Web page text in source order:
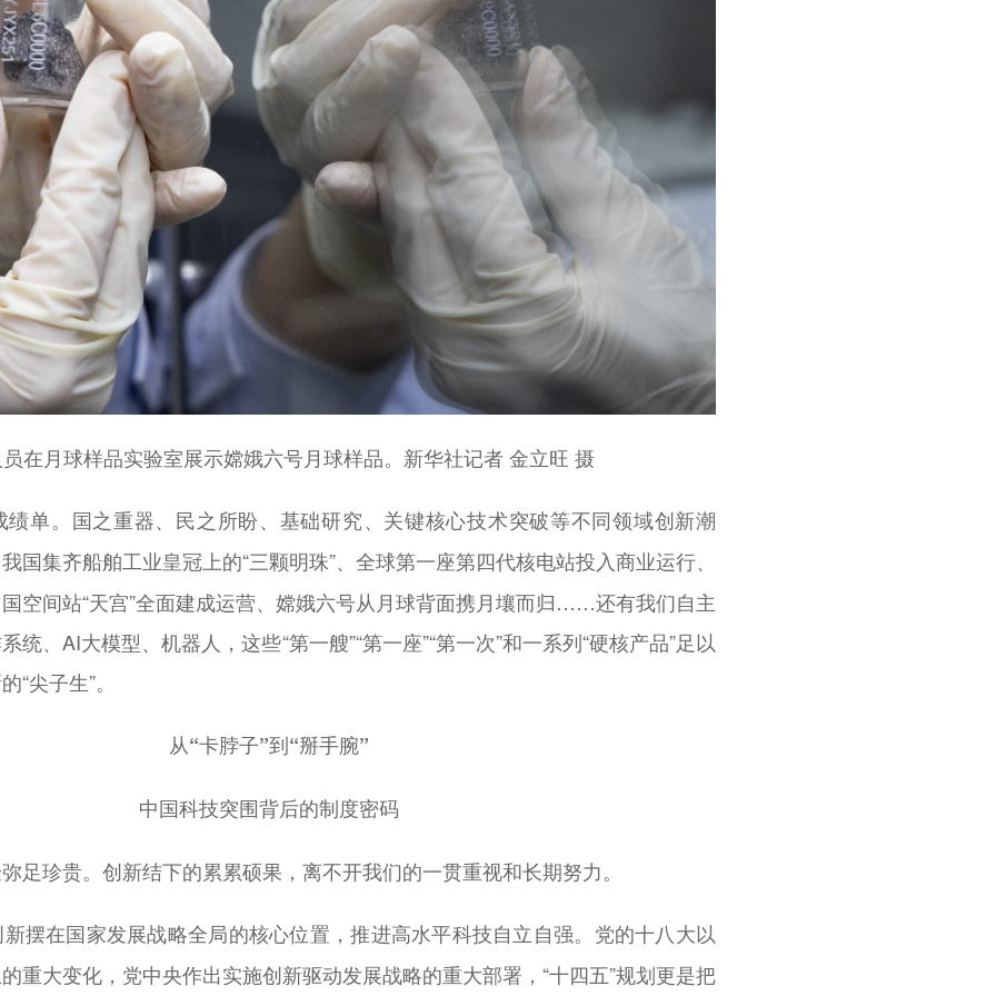
在月球样品实验室展示嫦娥六号月球样品。新华社记者 金立旺 摄
单。国之重器、民之所盼、基础研究、关键核心技术突破等不同领域创新潮
国集齐船舶工业皇冠上的“三颗明珠”、全球第一座第四代核电站投入商业运行、
空间站“天宫”全面建成运营、嫦娥六号从月球背面携月壤而归……还有我们自主
统、AI大模型、机器人，这些“第一艘”“第一座”“第一次”和一系列“硬核产品”足以
尖子生”。
从“卡脖子”到“掰手腕”
中国科技突围背后的制度密码
足珍贵。创新结下的累累硕果，离不开我们的一贯重视和长期努力。
摆在国家发展战略全局的核心位置，推进高水平科技自立自强。 党的十八大以
重大变化，党中央作出实施创新驱动发展战略的重大部署，“十四五”规划更是把